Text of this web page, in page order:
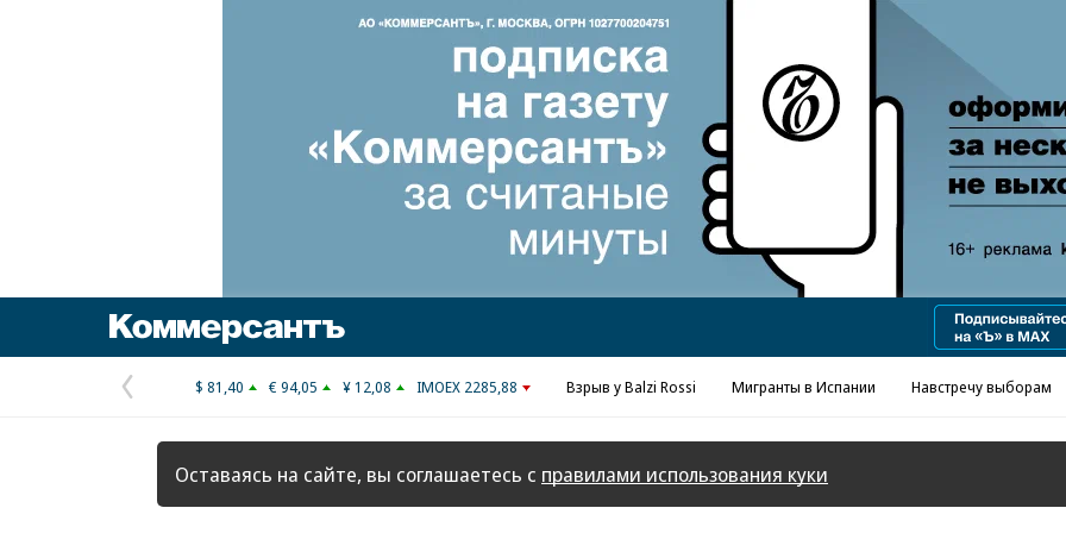
Предыдущая
страница
$ 81,40 € 94,05 ¥ 12,08 IMOEX 2285,88 Взрыв у Balzi Rossi Мигранты в Испании Навстречу выборам
Оставаясь на сайте, вы соглашаетесь с правилами использования куки